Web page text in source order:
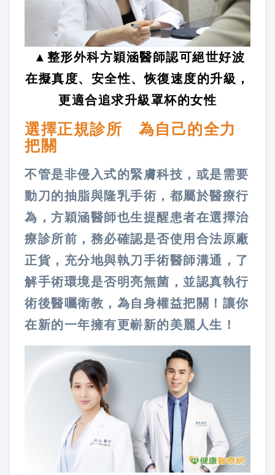
▲整形外科方穎涵醫師認可絕世好波
在擬真度、安全性、恢復速度的升級，
更適合追求升級罩杯的女性
選擇正規診所 為自己的全力
把關
不管是非侵入式的緊膚科技，或是需要
動刀的抽脂與隆乳手術，都屬於醫療行
為，方穎涵醫師也生提醒患者在選擇治
療診所前，務必確認是否使用合法原廠
正貨，充分地與執刀手術醫師溝通，了
解手術環境是否明亮無菌，並認真執行
術後醫囑衛教，為自身權益把關！讓你
在新的一年擁有更嶄新的美麗人生！